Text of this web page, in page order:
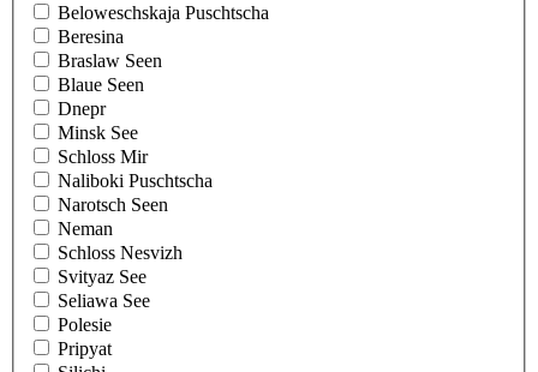
Beloweschskaja Puschtscha
Beresina
Braslaw Seen
Blaue Seen
Dnepr
Minsk See
Schloss Mir
Naliboki Puschtscha
Narotsch Seen
Neman
Schloss Nesvizh
Svityaz See
Seliawa See
Polesie
Pripyat